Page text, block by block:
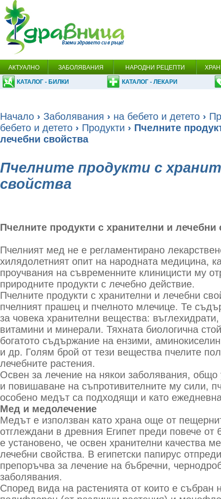
АКТУАЛНО ЗАБОЛЯВАНИЯ НАРОДНИ РЕЦЕПТИ
КАТАЛОГ - БИЛКИ КАТАЛОГ - ЛЕКАРИ
Начало › Заболявания › на бебето и детето ›
бебето и детето › Продукти › Пчелните
лечебни свойства
Пчелните продукти с
свойства
Пчелните продукти с хранителни и лечебни
Пчелният мед не е регламентирано
хилядолетният опит на народната медицина,
проучвания на съвременните клиницисти му
природните продукти с лечебно действие.
Пчелните продукти с хранителни и лечебни
пчелният прашец и пчелното млечице. Те
за човека хранителни вещества:
витамини и минерали. Тяхната биологична
богатото съдържание на ензими,
и др. Голям брой от тези вещества пчелите
лечебните растения.
Освен за лечение на някои заболявания, общо
и повишаване на съпротивителните му сили,
особено медът са подходящи и като
Мед и медолечение
Медът е използван като храна още от
отглеждани в древния Египет преди повече
е установено, че освен хранителни качества
лечебни свойства. В египетски папирус
препоръчва за лечение на бъбречни,
заболявания.
Според вида на растенията от които е събран